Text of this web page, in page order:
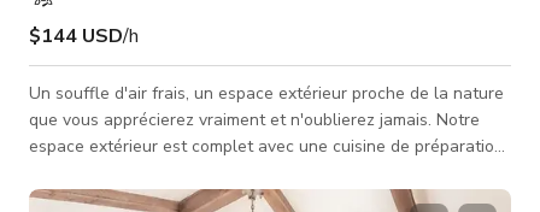
$144 USD/h
Un souffle d'air frais, un espace extérieur proche de la nature
que vous apprécierez vraiment et n'oublierez jamais. Notre
espace extérieur est complet avec une cuisine de préparation,
nécessitant de grands espaces. Venez réserver votre